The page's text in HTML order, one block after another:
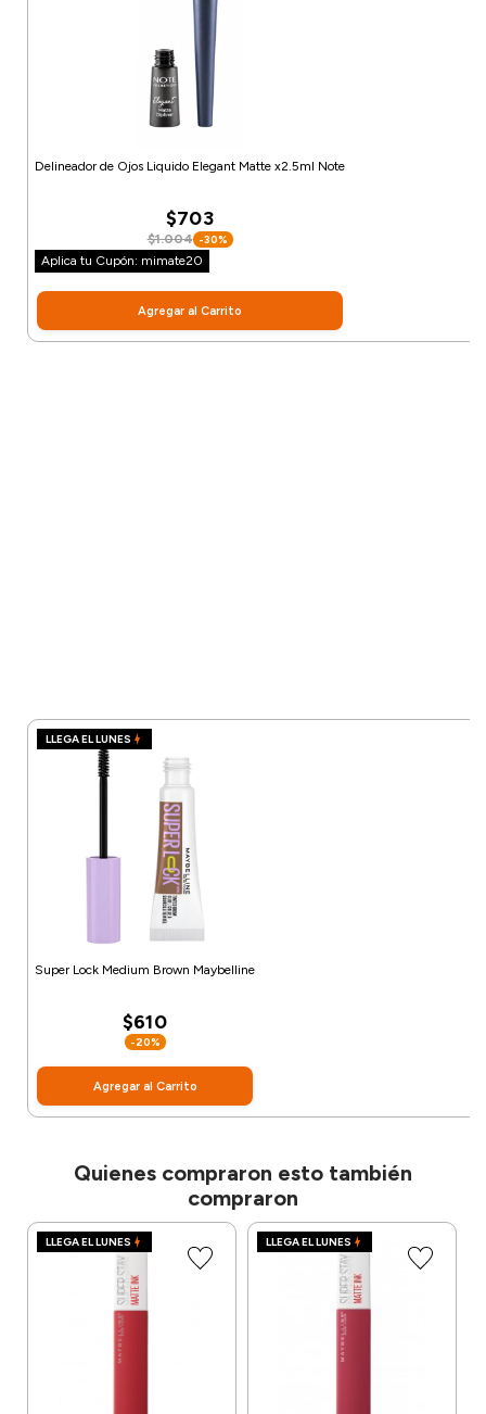
Delineador de Ojos Liquido Elegant Matte x2.5ml Note
$703
$1.004 -30%
Aplica tu Cupón: mimate20
Agregar al Carrito
LLEGA EL LUNES
Super Lock Medium Brown Maybelline
$610
-20%
Agregar al Carrito
Quienes compraron esto también
compraron
LLEGA EL LUNES LLEGA EL LUNES